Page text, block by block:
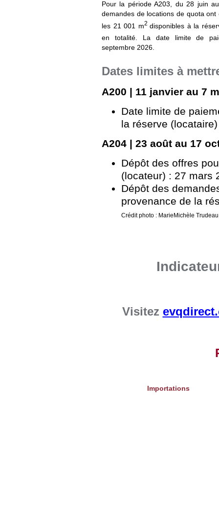
Pour la période A203, du 28 juin
demandes de locations de quota ont
les 21 001 m2 disponibles à la
en totalité. La date limite de
septembre 2026.
Dates limites à
A200 | 11 janvier au 7
Date limite de
la réserve
A204 | 23 août au 17
Dépôt des offres
(locateur) : 27 mars
Dépôt des
provenance de la
Crédit photo : MarieMichèle Trudeau
Visitez
Importations